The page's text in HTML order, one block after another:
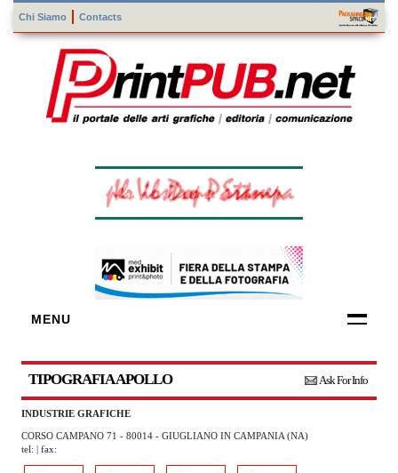
Chi Siamo Contacts
MENU
Ask For Info
TIPOGRAFIA APOLLO
INDUSTRIE GRAFICHE
CORSO CAMPANO 71 - 80014 - GIUGLIANO IN CAMPANIA (NA)
tel: | fax: